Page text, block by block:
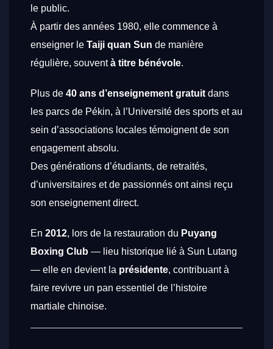
le public.
À partir des années 1980, elle commence à
enseigner le Taiji quan Sun de manière
régulière, souventà titre bénévole.
Plus de 40 ans d’enseignement gratuit dans
les parcs de Pékin, à l’Université des sports et au
sein d’associations locales témoignent de son
engagement absolu.
Des générations d’étudiants, de retraités,
d’universitaires et de passionnés ont ainsi reçu
son enseignement direct.
En 2012, lors de la restauration du Puyang
Boxing Club — lieu historique lié à Sun Lutang
— elle en devient la présidente, contribuant à
faire revivre un pan essentiel de l’histoire
martiale chinoise.